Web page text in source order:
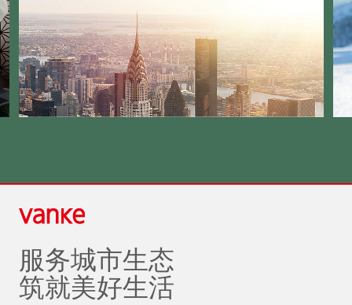
服务城市生态
筑就美好生活